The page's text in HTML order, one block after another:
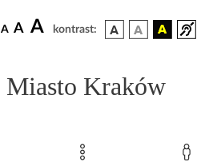
A A A kontrast:
Miasto Kraków